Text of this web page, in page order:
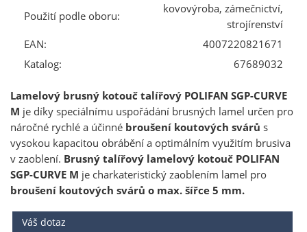
Použití podle oboru:
kovovýroba, zámečnictví,
strojírenství
EAN:
4007220821671
Katalog:
67689032
Lamelový brusný kotouč talířový POLIFAN SGP-CURVE
M je díky speciálnímu uspořádání brusných lamel určen pro
náročné rychlé a účinné broušení koutových svárů s
vysokou kapacitou obrábění a optimálním využitím brusiva
v zaoblení. Brusný talířový lamelový kotouč POLIFAN
SGP-CURVE M je charkateristický zaoblením lamel pro
broušení koutových svárů o max. šířce 5 mm.
Váš dotaz